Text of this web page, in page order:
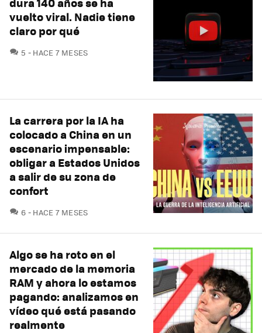
vuelto viral. Nadie tiene
claro por qué
5 COMENTARIOS
HACE 7 MESES
La carrera por la IA ha
colocado a China en un
escenario impensable:
obligar a Estados Unidos
a salir de su zona de
confort
6 COMENTARIOS
HACE 7 MESES
Algo se ha roto en el
mercado de la memoria
RAM y ahora lo estamos
pagando: analizamos en
vídeo qué está pasando
realmente